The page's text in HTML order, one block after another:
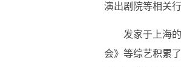
演出剧院等相关行
发家于上海
会》等综艺积累